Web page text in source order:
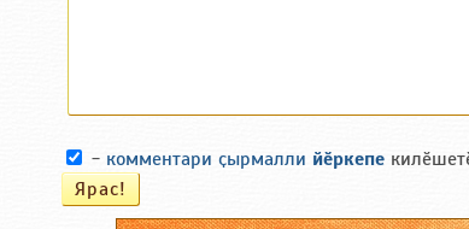
- комментари ҫырмалли йӗркепе